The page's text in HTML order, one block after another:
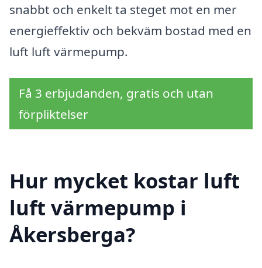
snabbt och enkelt ta steget mot en mer
energieffektiv och bekväm bostad med en
luft luft värmepump.
Få 3 erbjudanden, gratis och utan
förpliktelser
Hur mycket kostar luft
luft värmepump i
Åkersberga?